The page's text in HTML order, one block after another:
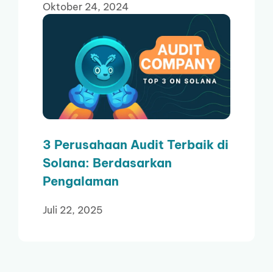
Oktober 24, 2024
3 Perusahaan Audit Terbaik di
Solana: Berdasarkan
Pengalaman
Juli 22, 2025